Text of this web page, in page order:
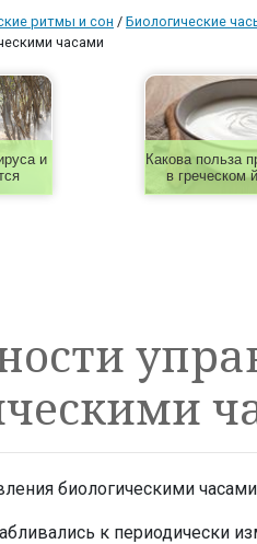
ритмы и сон / Биологические
часами
и
Какова польза
в греческом
к периодически